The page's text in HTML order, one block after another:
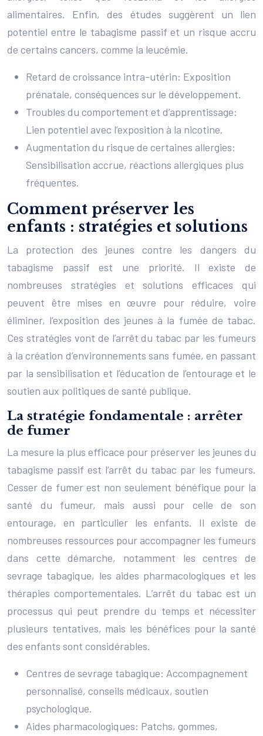
alimentaires. Enfin, des études suggèrent un lien
potentiel entre le tabagisme passif et un risque accru
de certains cancers, comme la leucémie.
Retard de croissance intra-utérin: Exposition
prénatale, conséquences sur le développement.
Troubles du comportement et d’apprentissage:
Lien potentiel avec l’exposition à la nicotine.
Augmentation du risque de certaines allergies:
Sensibilisation accrue, réactions allergiques plus
fréquentes.
Comment préserver les
enfants : stratégies et solutions
La protection des jeunes contre les dangers du
tabagisme passif est une priorité. Il existe de
nombreuses stratégies et solutions efficaces qui
peuvent être mises en œuvre pour réduire, voire
éliminer, l’exposition des jeunes à la fumée de tabac.
Ces stratégies vont de l’arrêt du tabac par les fumeurs
à la création d’environnements sans fumée, en passant
par la sensibilisation et l’éducation de l’entourage et le
soutien aux politiques de santé publique.
La stratégie fondamentale : arrêter
de fumer
La mesure la plus efficace pour préserver les jeunes du
tabagisme passif est l’arrêt du tabac par les fumeurs.
Cesser de fumer est non seulement bénéfique pour la
santé du fumeur, mais aussi pour celle de son
entourage, en particulier les enfants. Il existe de
nombreuses ressources pour accompagner les fumeurs
dans cette démarche, notamment les centres de
sevrage tabagique, les aides pharmacologiques et les
thérapies comportementales. L’arrêt du tabac est un
processus qui peut prendre du temps et nécessiter
plusieurs tentatives, mais les bénéfices pour la santé
des enfants sont considérables.
Centres de sevrage tabagique: Accompagnement
personnalisé, conseils médicaux, soutien
psychologique.
Aides pharmacologiques: Patchs, gommes,